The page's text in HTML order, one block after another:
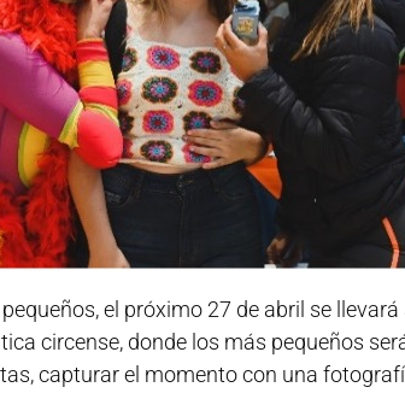
el próximo 27 de abril se
circense, donde los más pequeños
capturar el momento con una